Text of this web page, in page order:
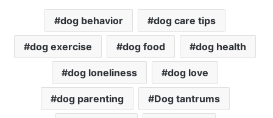
dog behavior dog care tips
dog exercise dog food dog health
dog loneliness dog love
dog parenting Dog tantrums